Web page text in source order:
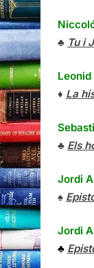
♣ Tu i
♦ La
♣ Els
Jordi
♠
Jordi
♣